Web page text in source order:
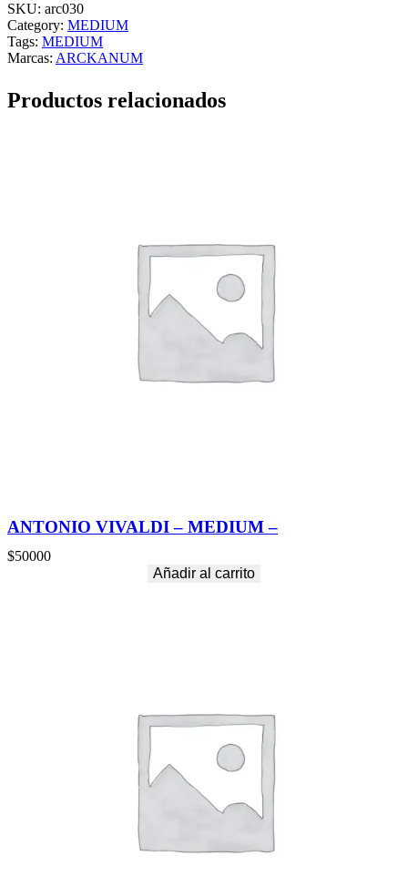
SKU: arc030
Category: MEDIUM
Tags: MEDIUM
Marcas: ARCKANUM
Productos relacionados
ANTONIO VIVALDI – MEDIUM –
$50000
Añadir al carrito